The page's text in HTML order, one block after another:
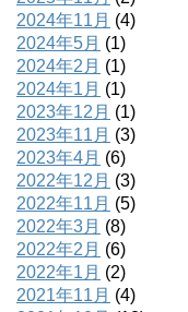
2024年11月 (4)
2024年5月 (1)
2024年2月 (1)
2024年1月 (1)
2023年12月 (1)
2023年11月 (3)
2023年4月 (6)
2022年12月 (3)
2022年11月 (5)
2022年3月 (8)
2022年2月 (6)
2022年1月 (2)
2021年11月 (4)